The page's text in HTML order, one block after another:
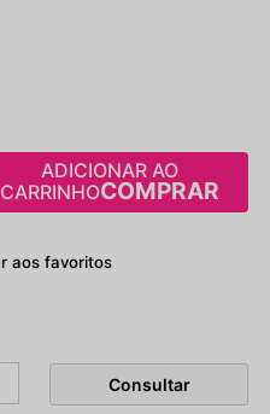
ADICIONAR AO
CARRINHO